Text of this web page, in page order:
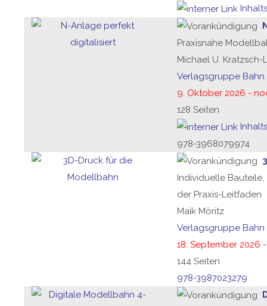
Praxisnahe
Michael U. Kratzsch-
Verlagsgruppe Bahn
9. Oktober 2026 -
128 Seiten
978-3968079974
Individuelle
der Praxis-Leitfaden
Maik Möritz
Verlagsgruppe Bahn
18. September 2026
144 Seiten
978-3987023279